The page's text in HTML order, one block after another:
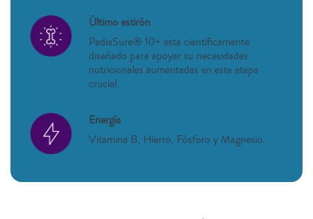
Último estirón
PediaSure® 10+ esta científicamente
diseñado para apoyar su necesidades
nutricionales aumentadas en esta etapa
crucial.
Energía
Vitamina B, Hierro, Fósforo y Magnesio.